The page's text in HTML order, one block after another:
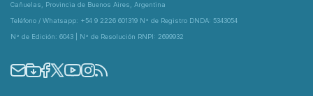
Cañuelas, Provincia de Buenos Aires, Argentina
Teléfono / Whatsapp: +54 9 2226 601319 N° de Registro DNDA: 5343054
N° de Edición: 6043 | N° de Resolución RNPI: 2699932